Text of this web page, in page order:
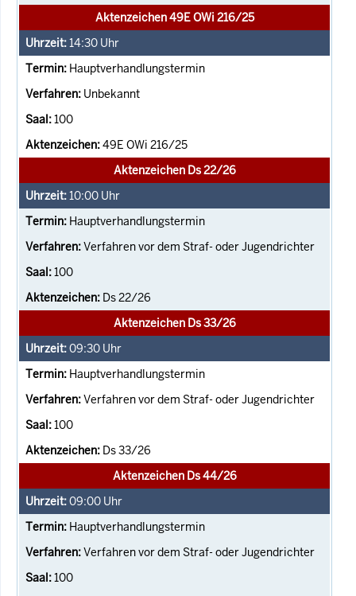
Aktenzeichen 49E OWi 216/25
14:30 Uhr
Hauptverhandlungstermin
Unbekannt
100
49E OWi 216/25
Aktenzeichen Ds 22/26
10:00 Uhr
Hauptverhandlungstermin
Verfahren vor dem Straf- oder Jugendrichter
100
Ds 22/26
Aktenzeichen Ds 33/26
09:30 Uhr
Hauptverhandlungstermin
Verfahren vor dem Straf- oder Jugendrichter
100
Ds 33/26
Aktenzeichen Ds 44/26
09:00 Uhr
Hauptverhandlungstermin
Verfahren vor dem Straf- oder Jugendrichter
100